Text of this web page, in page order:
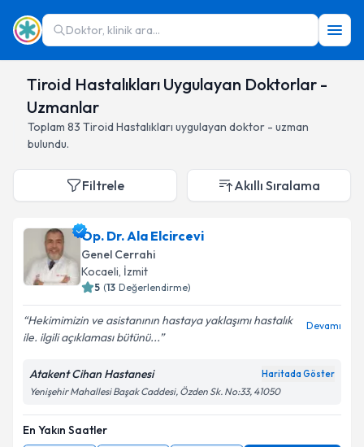
Doktor, klinik ara...
Tiroid Hastalıkları Uygulayan Doktorlar -
Uzmanlar
Toplam 83 Tiroid Hastalıkları uygulayan doktor - uzman
bulundu.
Filtrele Akıllı Sıralama
Op. Dr. Ala Elcircevi
Genel Cerrahi
Kocaeli, İzmit
5 (13 Değerlendirme)
Hekimimizin ve asistanının hastaya yaklaşımı hastalık
ile. ilgili açıklaması bütünü...
Devamı
Atakent Cihan Hastanesi Haritada Göster
Yenişehir Mahallesi Başak Caddesi, Özden Sk. No:33, 41050
En Yakın Saatler